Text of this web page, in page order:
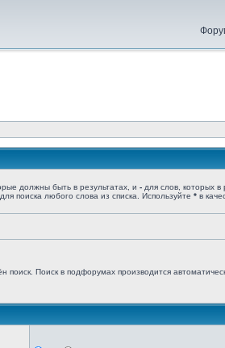
должны быть в результатах, и - для слов, которых в
для поиска любого слова из списка. Используйте * в
Поиск в подфорумах производится